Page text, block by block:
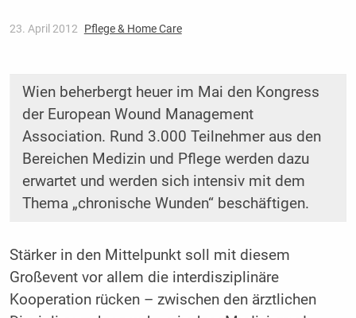
23. April 2012 Pflege & Home Care
Wien beherbergt heuer im Mai den Kongress
der European Wound Management
Association. Rund 3.000 Teilnehmer aus den
Bereichen Medizin und Pflege werden dazu
erwartet und werden sich intensiv mit dem
Thema „chronische Wunden“ beschäftigen.
Stärker in den Mittelpunkt soll mit diesem
Großevent vor allem die interdisziplinäre
Kooperation rücken – zwischen den ärztlichen